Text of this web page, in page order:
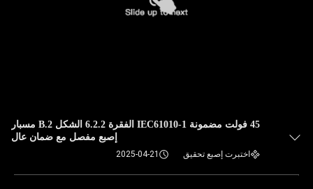
45 فولت مضمونة IEC61010-1 الفقرة 6.2.2 الشكل B.2 مسبار
إصبع مفصل مع ضمان عال
اختبرت إصبع تحقيق 2025-04-21